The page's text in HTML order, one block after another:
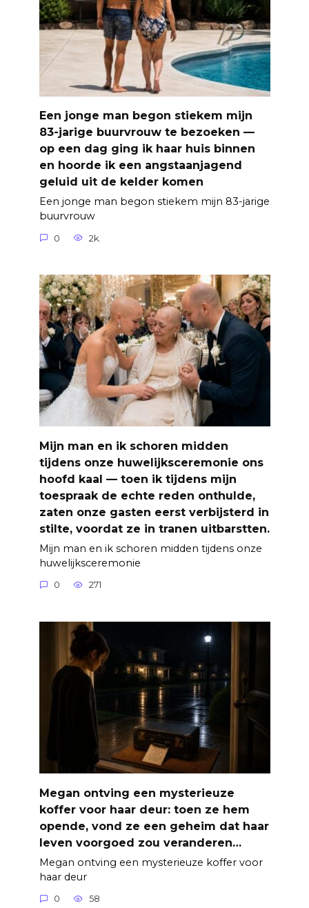
Een jonge man begon stiekem mijn
83-jarige buurvrouw te bezoeken —
op een dag ging ik haar huis binnen
en hoorde ik een angstaanjagend
geluid uit de kelder komen
Een jonge man begon stiekem mijn 83-jarige
buurvrouw
0 2k.
Mijn man en ik schoren midden
tijdens onze huwelijksceremonie ons
hoofd kaal — toen ik tijdens mijn
toespraak de echte reden onthulde,
zaten onze gasten eerst verbijsterd in
stilte, voordat ze in tranen uitbarstten.
Mijn man en ik schoren midden tijdens onze
huwelijksceremonie
0 271
Megan ontving een mysterieuze
koffer voor haar deur: toen ze hem
opende, vond ze een geheim dat haar
leven voorgoed zou veranderen…
Megan ontving een mysterieuze koffer voor
haar deur
0 58